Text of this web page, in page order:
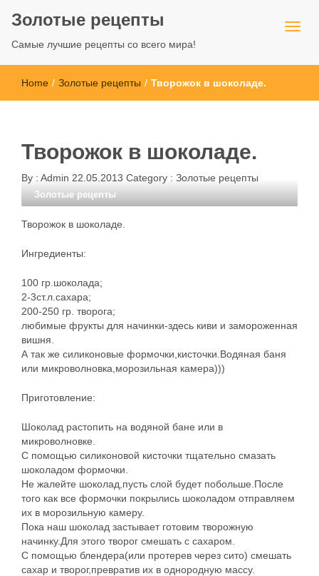
Золотые рецепты
Самые лучшие рецепты со всего мира!
Home / Золотые рецепты / Творожок в шоколаде.
Творожок в шоколаде.
By : Admin 22.05.2013 Category : Золотые рецепты
Золотые рецепты
Творожок в шоколаде.
Ингредиенты:
100 гр.шоколада;
2-3ст.л.сахара;
200-250 гр. творога;
любимые фрукты для начинки-здесь киви и замороженная
вишня.
А так же силиконовые формочки,кисточки.Водяная баня
или микроволновка,морозильная камера)))
Приготовление:
Шоколад растопить на водяной бане или в
микроволновке.
С помощью силиконовой кисточки тщательно смазать
шоколадом формочки.
Не жалейте шоколад,пусть слой будет побольше.После
того как все формочки покрылись шоколадом отправляем
их в морозильную камеру.
Пока наш шоколад застывает готовим творожную
начинку.Для этого творог смешать с сахаром.
С помощью блендера(или протерев через сито) смешать
сахар и творог,превратив их в однородную массу.